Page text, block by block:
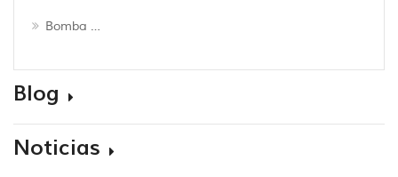
Bomba De Diafragma De Calidad Alimentaria
Blog
Noticias